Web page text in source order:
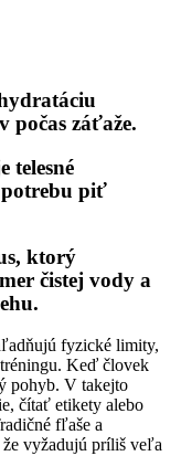
počas záťaže.
telesné
potrebu piť
ktorý
čistej vody a
fyzické limity,
Keď človek
pohyb. V takejto
čítať etikety alebo
fľaše a
že vyžadujú príliš veľa